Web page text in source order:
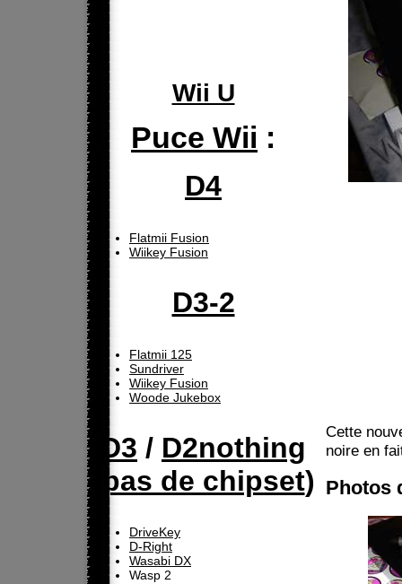
Wii U
Puce Wii :
D4
Flatmii Fusion
Wiikey Fusion
D3-2
Flatmii 125
Sundriver
Wiikey Fusion
Woode Jukebox
D3 / D2nothing
pas de chipset)
DriveKey
D-Right
Wasabi DX
Wasp 2
Cette
noire en
Photos